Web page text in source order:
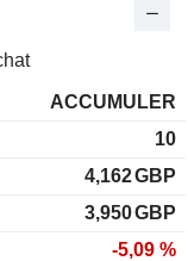
ACCUMULER
10
4,162GBP
3,950GBP
-5,09 %